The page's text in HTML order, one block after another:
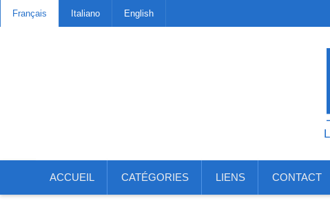
Français Italiano English
ACCUEIL CATÉGORIES LIENS CONTACT